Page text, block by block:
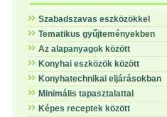
Szabadszavas eszközökkel
Tematikus gyűjteményekben
Az alapanyagok között
Konyhai eszközök között
Konyhatechnikai eljárásokban
Minimális tapasztalattal
Képes receptek között